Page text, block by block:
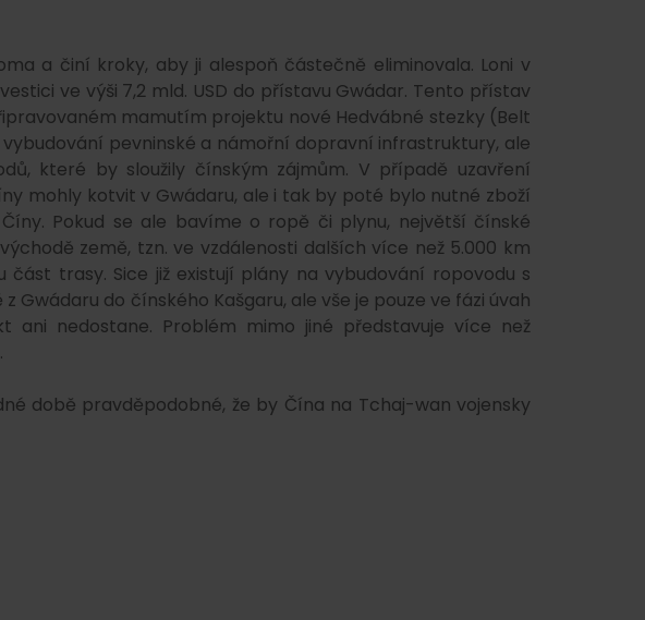
a činí kroky, aby ji alespoň částečně eliminovala. Loni v
ve výši 7,2 mld. USD do přístavu Gwádar. Tento přístav
mamutím projektu nové Hedvábné stezky (Belt
pevninské a námořní dopravní infrastruktury, ale
které by sloužily čínským zájmům. V případě uzavření
mohly kotvit v Gwádaru, ale i tak by poté bylo nutné zboží
Pokud se ale bavíme o ropě či plynu, největší čínské
země, tzn. ve vzdálenosti dalších více než 5.000 km
trasy. Sice již existují plány na vybudování ropovodu s
Gwádaru do čínského Kašgaru, ale vše je pouze ve fázi úvah
nedostane. Problém mimo jiné představuje více než
době pravděpodobné, že by Čína na Tchaj-wan vojensky